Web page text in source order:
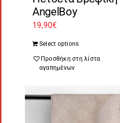
AngelBoy
19,90€
Select options
Προσθήκη στη λίστα
αγαπημένων